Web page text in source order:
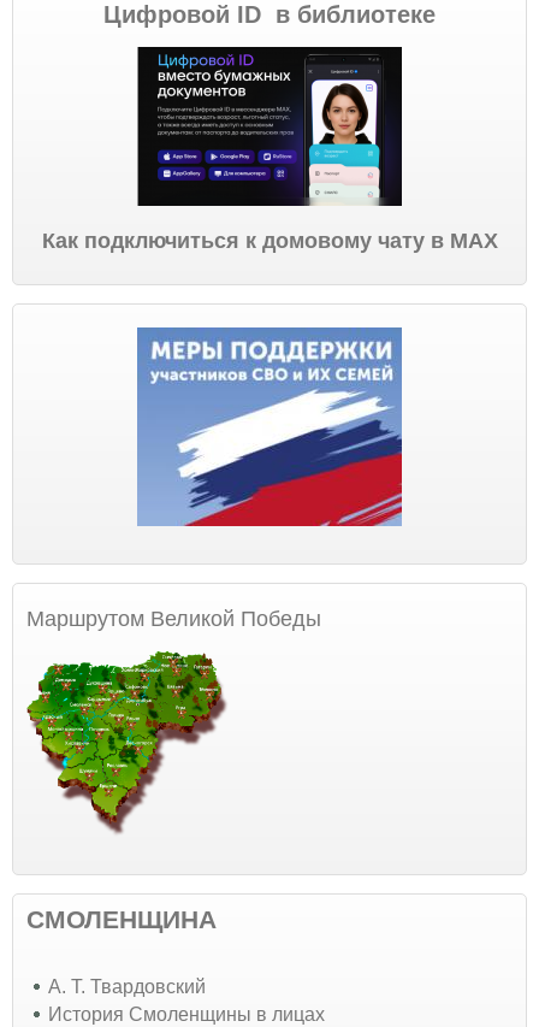
Цифровой ID в библиотеке
Как подключиться к домовому чату в МАХ
Маршрутом Великой Победы
СМОЛЕНЩИНА
А. Т. Твардовский
История Смоленщины в лицах